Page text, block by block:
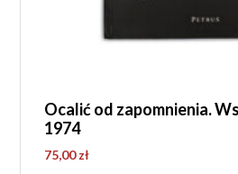
Ocalić od zapomnienia.
1974
75,00zł